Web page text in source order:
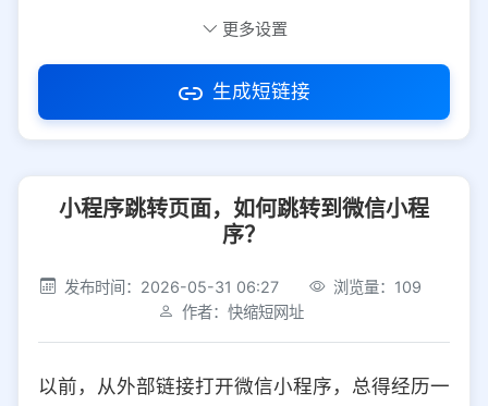
访问密码
社交平台 电商平台
选择防红平台类型，避免链接被拦截
平台设置
iOS Android PC 其他
更多设置
生成短链接
小程序跳转页面，如何跳转到微信小程
序？
发布时间：2026-05-31 06:27
浏览量：109
作者：快缩短网址
以前，从外部链接打开微信小程序，总得经历一